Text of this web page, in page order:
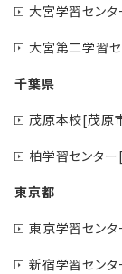
大宮学習セン
大宮第二学習
千葉県
茂原本校[茂原
柏学習センタ
東京都
東京学習セン
新宿学習セン